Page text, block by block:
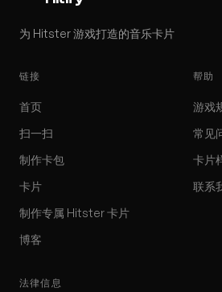
为 Hitster 游戏打造的音乐卡片
链接
首页
扫一扫
制作卡包
卡片
制作专属 Hitster 卡片
博客
帮助
游戏
常见
卡片
联系
法律信息